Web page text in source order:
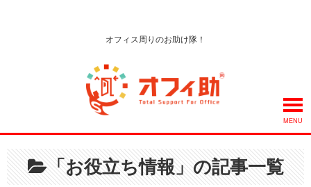
オフィス周りのお助け隊！
MENU
「お役立ち情報」の記事一覧